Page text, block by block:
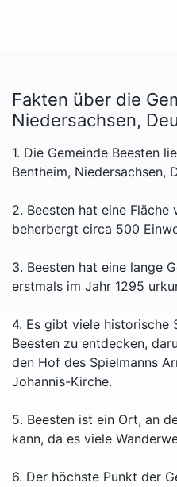
Fakten über die
Niedersachsen,
1. Die Gemeinde Beesten
Bentheim, Niedersachsen,
2. Beesten hat eine Fläche
beherbergt circa 500
3. Beesten hat eine lange
erstmals im Jahr 1295
4. Es gibt viele historische
Beesten zu entdecken,
den Hof des Spielmanns
Johannis-Kirche.
5. Beesten ist ein Ort, an
kann, da es viele
6. Der höchste Punkt der